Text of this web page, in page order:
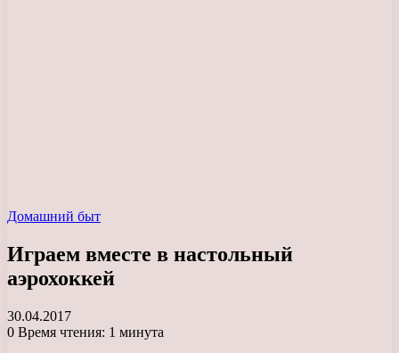
Домашний быт
Играем вместе в настольный
аэрохоккей
30.04.2017
0 Время чтения: 1 минута